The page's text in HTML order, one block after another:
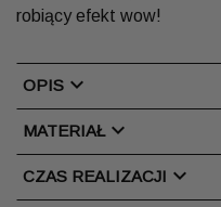
robiący efekt wow!
OPIS chevron_right
MATERIAŁchevron_right
CZAS REALIZACJI chevron_right